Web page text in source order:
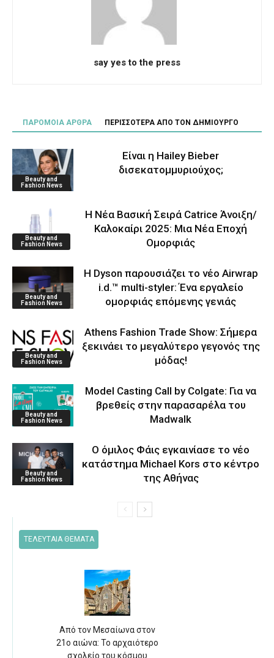
say yes to the press
ΠΑΡΟΜΟΙΑ ΑΡΘΡΑ ΠΕΡΙΣΣΟΤΕΡΑ ΑΠΟ ΤΟΝ ΔΗΜΙΟΥΡΓΟ
Beauty and
Fashion News
Είναι η Hailey Bieber
δισεκατομμυριούχος;
Beauty and
Fashion News
Η Νέα Βασική Σειρά Catrice Άνοιξη/
Καλοκαίρι 2025: Μια Νέα Εποχή
Ομορφιάς
Beauty and
Fashion News
Η Dyson παρουσιάζει το νέο Airwrap
i.d.™ multi-styler: Ένα εργαλείο
ομορφιάς επόμενης γενιάς
Beauty and
Fashion News
Athens Fashion Trade Show: Σήμερα
ξεκινάει το μεγαλύτερο γεγονός της
μόδας!
Beauty and
Fashion News
Model Casting Call by Colgate: Για να
βρεθείς στην παρασαρέλα του
Μadwalk
Beauty and
Fashion News
O όμιλος Φάις εγκαινίασε το νέο
κατάστημα Michael Kors στο κέντρο
της Αθήνας
ΤΕΛΕΥΤΑΙΑ ΘΕΜΑΤΑ
Από τον Μεσαίωνα στον
21ο αιώνα: Το αρχαιότερο
σχολείο του κόσμου